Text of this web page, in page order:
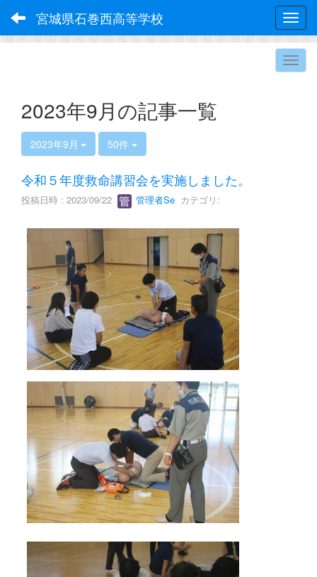
宮城県石巻西高等学校
2023年9月の記事一覧
2023年9月 50件
令和５年度救命講習会を実施しました。
投稿日時 : 2023/09/22 管理者Se カテゴリ: